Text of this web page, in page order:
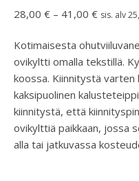
28,00 € – 41,00 € sis. alv
Kotimaisesta
ovikyltti omalla tekstillä.
koossa. Kiinnitystä
kaksipuolinen
kiinnitystä, että
ovikylttiä paikkaan, jossa
alla tai jatkuvassa